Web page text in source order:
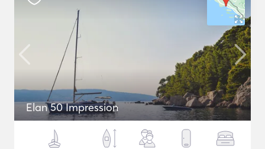
Elan 50 Impression